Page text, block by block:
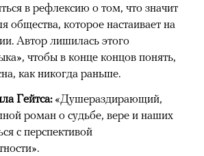
в рефлексию о том, что значит
общества, которое настаивает на
Автор лишилась этого
чтобы в конце концов понять,
как никогда раньше.
Гейтса:«Душераздирающий,
роман о судьбе, вере и наших
с перспективой